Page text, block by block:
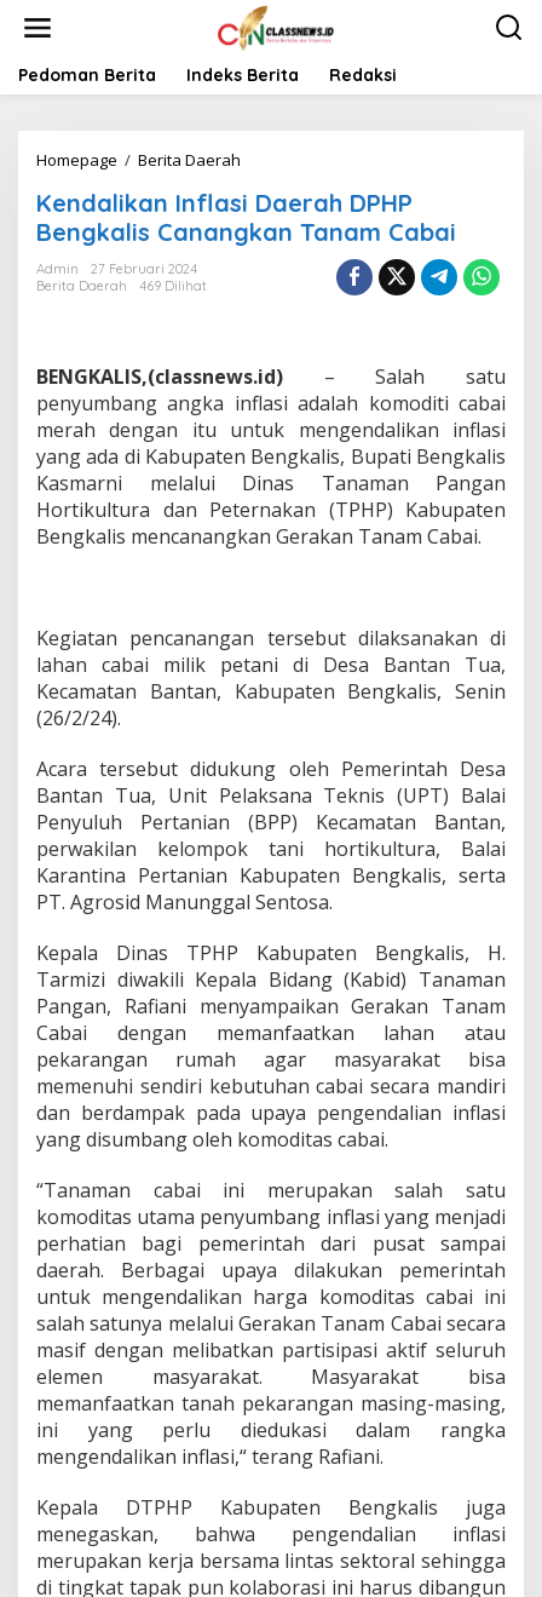
t
Pedoman Berita Indeks Berita Redaksi
Homepage / Berita Daerah
n
d
a
I
n
f
l
a
s
i
D
h
D
P
H
e
n
a
l
i
n
a
n
a
T
n
m
C
a
a
i
Kendalikan Inflasi Daerah DPHP
Bengkalis Canangkan Tanam Cabai
Admin
27 Februari 2024
Berita Daerah
469 Dilihat
BENGKALIS,(classnews.id) – Salah satu
penyumbang angka inflasi adalah komoditi cabai
merah dengan itu untuk mengendalikan inflasi
yang ada di Kabupaten Bengkalis, Bupati Bengkalis
Kasmarni melalui Dinas Tanaman Pangan
Hortikultura dan Peternakan (TPHP) Kabupaten
Bengkalis mencanangkan Gerakan Tanam Cabai.
Kegiatan pencanangan tersebut dilaksanakan di
lahan cabai milik petani di Desa Bantan Tua,
Kecamatan Bantan, Kabupaten Bengkalis, Senin
(26/2/24).
Acara tersebut didukung oleh Pemerintah Desa
Bantan Tua, Unit Pelaksana Teknis (UPT) Balai
Penyuluh Pertanian (BPP) Kecamatan Bantan,
perwakilan kelompok tani hortikultura, Balai
Karantina Pertanian Kabupaten Bengkalis, serta
PT. Agrosid Manunggal Sentosa.
Kepala Dinas TPHP Kabupaten Bengkalis, H.
Tarmizi diwakili Kepala Bidang (Kabid) Tanaman
Pangan, Rafiani menyampaikan Gerakan Tanam
Cabai dengan memanfaatkan lahan atau
pekarangan rumah agar masyarakat bisa
memenuhi sendiri kebutuhan cabai secara mandiri
dan berdampak pada upaya pengendalian inflasi
yang disumbang oleh komoditas cabai.
“Tanaman cabai ini merupakan salah satu
komoditas utama penyumbang inflasi yang menjadi
perhatian bagi pemerintah dari pusat sampai
daerah. Berbagai upaya dilakukan pemerintah
untuk mengendalikan harga komoditas cabai ini
salah satunya melalui Gerakan Tanam Cabai secara
masif dengan melibatkan partisipasi aktif seluruh
elemen masyarakat. Masyarakat bisa
memanfaatkan tanah pekarangan masing-masing,
ini yang perlu diedukasi dalam rangka
mengendalikan inflasi,“ terang Rafiani.
Kepala DTPHP Kabupaten Bengkalis juga
menegaskan, bahwa pengendalian inflasi
merupakan kerja bersama lintas sektoral sehingga
di tingkat tapak pun kolaborasi ini harus dibangun